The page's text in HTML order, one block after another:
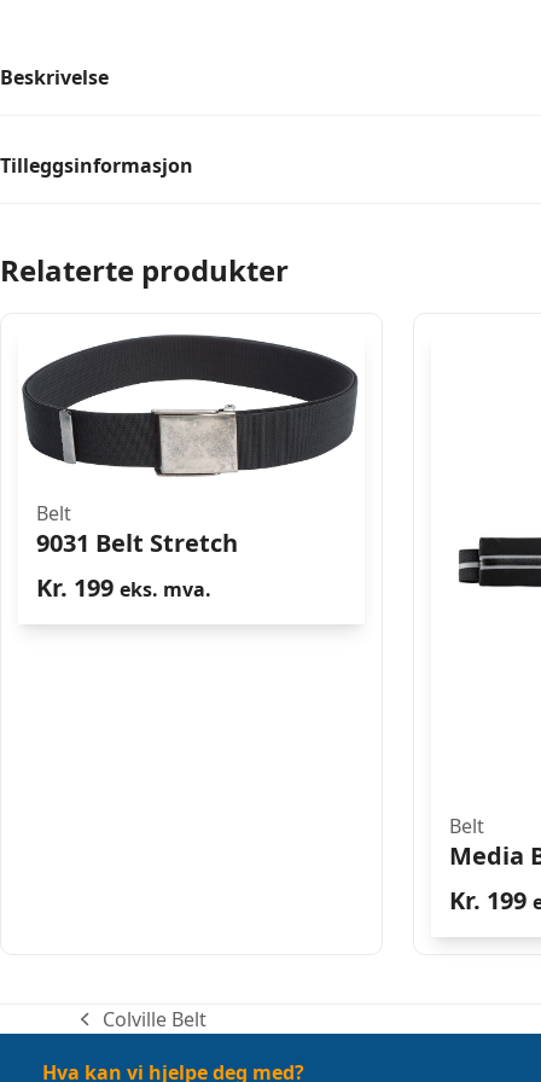
Beskrivelse
Tilleggsinformasjon
Relaterte produkter
Belt
9031 Belt Stretch
Kr. 199 eks. mva.
Belt
Media
Kr. 199
previous
post:
Colville Belt
Hva kan vi hjelpe deg med?